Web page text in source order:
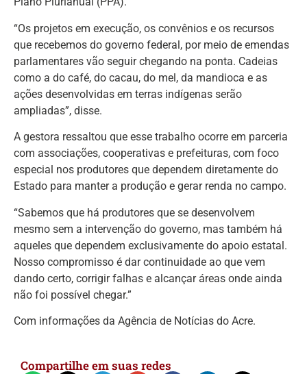
“Os projetos em execução, os convênios e os recursos
que recebemos do governo federal, por meio de emendas
parlamentares vão seguir chegando na ponta. Cadeias
como a do café, do cacau, do mel, da mandioca e as
ações desenvolvidas em terras indígenas serão
ampliadas”, disse.
A gestora ressaltou que esse trabalho ocorre em parceria
com associações, cooperativas e prefeituras, com foco
especial nos produtores que dependem diretamente do
Estado para manter a produção e gerar renda no campo.
“Sabemos que há produtores que se desenvolvem
mesmo sem a intervenção do governo, mas também há
aqueles que dependem exclusivamente do apoio estatal.
Nosso compromisso é dar continuidade ao que vem
dando certo, corrigir falhas e alcançar áreas onde ainda
não foi possível chegar.”
Com informações da Agência de Notícias do Acre.
Compartilhe em suas redes